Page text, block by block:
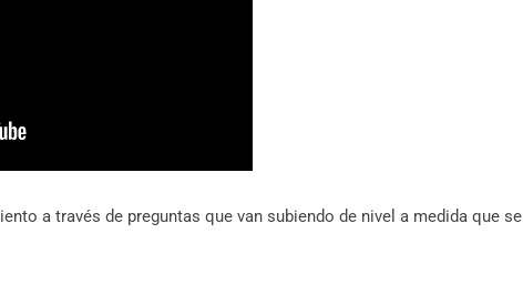
a través de preguntas que van subiendo de nivel a medida que se